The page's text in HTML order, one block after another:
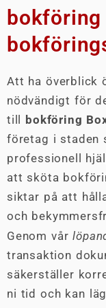
Att ha överblick
nödvändigt för
till
bokföring
företag i staden
professionell
att sköta
siktar på att
och
Genom vår
transaktion
säkerställer
ni tid och kan